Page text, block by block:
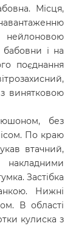
Місця,
бабовни і на
поєднання
винятковою
без
По краю
втачний,
Застібка
Нижні
В області
кулиска з